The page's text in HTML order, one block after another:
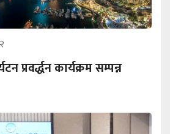
प्रवर्द्धन कार्यक्रम सम्पन्न